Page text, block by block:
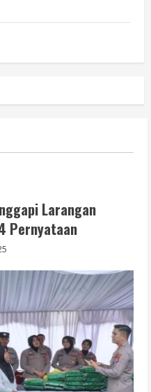
Larangan
Pernyataan